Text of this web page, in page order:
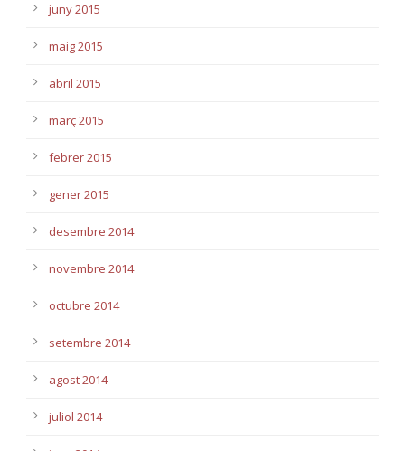
juny 2015
maig 2015
abril 2015
març 2015
febrer 2015
gener 2015
desembre 2014
novembre 2014
octubre 2014
setembre 2014
agost 2014
juliol 2014